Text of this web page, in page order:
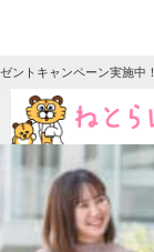
ントキャンペーン実施中！
ニュース
クイズ